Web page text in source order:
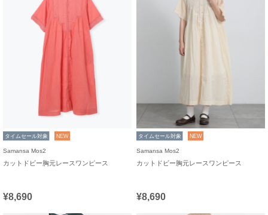
タイムセール対象 NEW
Samansa Mos2
カットドビー胸元レースワンピース
¥8,690
タイムセール対象 NEW
Samansa Mos2
カットドビー胸元レースワンピース
¥8,690